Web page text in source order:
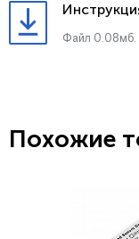
Файл 0.08мб.
Похожие